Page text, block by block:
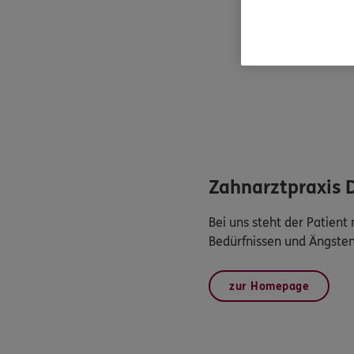
Zahnarztpraxis
Bei uns steht der Patient
Bedürfnissen und
zur Homepage